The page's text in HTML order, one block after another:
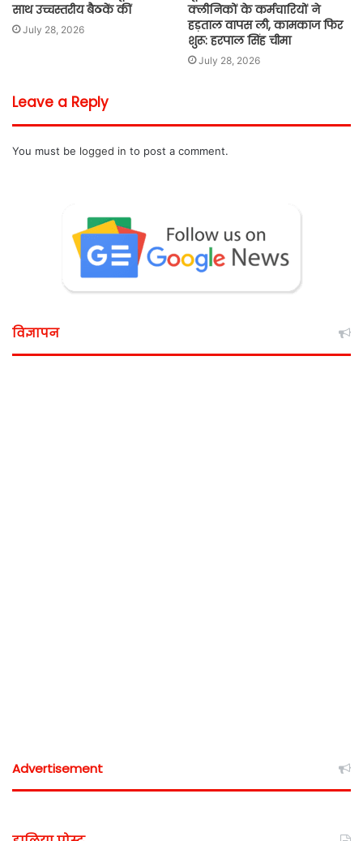
साथ उच्चस्तरीय बैठकें कीं
July 28, 2026
क्लीनिकों के कर्मचारियों ने
हड़ताल वापस ली, कामकाज फिर
शुरू: हरपाल सिंह चीमा
July 28, 2026
Leave a Reply
You must be logged in to post a comment.
विज्ञापन
Advertisement